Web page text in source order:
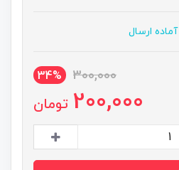
آماده ارسال
300,000
34%
200,000 تومان